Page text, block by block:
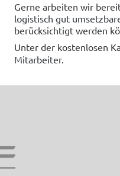
Gerne arbeiten wir
logistisch gut
berücksichtigt werden
Unter der kostenlosen
Mitarbeiter.